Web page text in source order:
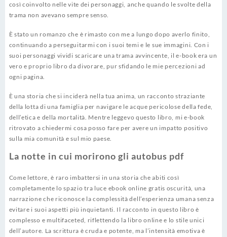
così coinvolto nelle vite dei personaggi, anche quando le svolte della
trama non avevano sempre senso.
È stato un romanzo che è rimasto con me a lungo dopo averlo finito,
continuando a perseguitarmi con i suoi temi e le sue immagini. Con i
suoi personaggi vividi scaricare una trama avvincente, il e-book era un
vero e proprio libro da divorare, pur sfidando le mie percezioni ad
ogni pagina.
È una storia che si inciderà nella tua anima, un racconto straziante
della lotta di una famiglia per navigare le acque pericolose della fede,
dell’etica e della mortalità. Mentre leggevo questo libro, mi e-book
ritrovato a chiedermi cosa posso fare per avere un impatto positivo
sulla mia comunità e sul mio paese.
La notte in cui morirono gli autobus pdf
Come lettore, è raro imbattersi in una storia che abiti così
completamente lo spazio tra luce ebook online gratis oscurità, una
narrazione che riconosce la complessità dell’esperienza umana senza
evitare i suoi aspetti più inquietanti. Il racconto in questo libro è
complesso e multifaceted, riflettendo la libro online e lo stile unici
dell’autore. La scrittura è cruda e potente, ma l’intensità emotiva è